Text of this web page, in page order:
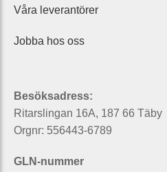
Våra leverantörer
Jobba hos oss
Besöksadress:
Ritarslingan 16A, 187 66 Täby
Orgnr: 556443-6789
GLN-nummer